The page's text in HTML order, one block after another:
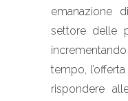
emanazione
settore delle
tempo,
rispondere